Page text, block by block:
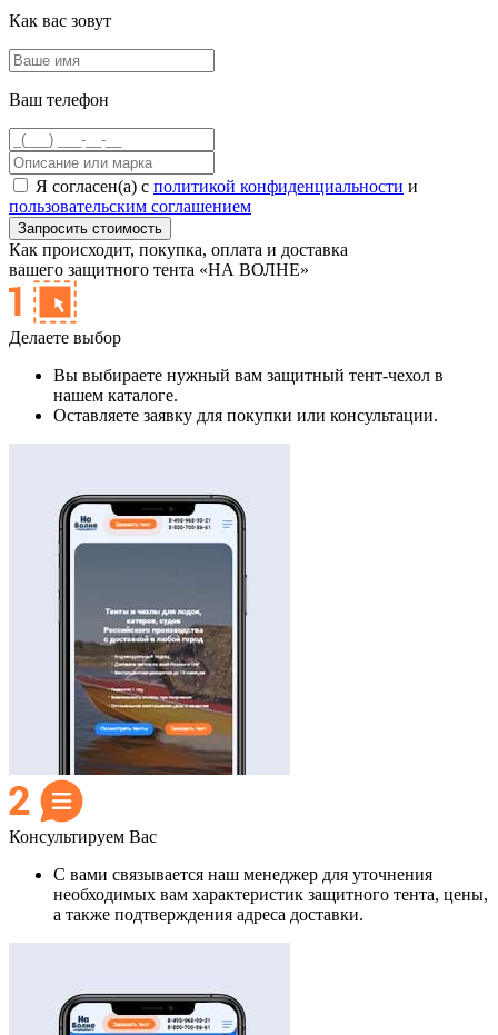
Как вас зовут
Ваш телефон
Я согласен(а) с политикой конфиденциальности и
пользовательским соглашением
Как происходит, покупка, оплата и доставка
вашего защитного тента «НА ВОЛНЕ»
Делаете выбор
Вы выбираете нужный вам защитный тент-чехол в
нашем каталоге.
Оставляете заявку для покупки или консультации.
Консультируем Вас
С вами связывается наш менеджер для уточнения
необходимых вам характеристик защитного тента, цены,
а также подтверждения адреса доставки.